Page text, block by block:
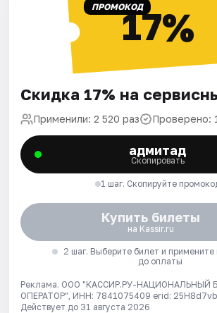
ПРОМОКОД17%
Скидка 17% на
Применили: 2 520 раз Проверено:
адмитад
Скопировать
1 шаг. Скопируйте
Купить билеты
на Kassir.ru
2 шаг. Выберите билет и
до оплаты
Реклама. ООО "КАССИР.РУ-НАЦИОНАЛЬНЫЙ
ОПЕРАТОР", ИНН: 7841075409 erid:
Действует до 31 августа 2026